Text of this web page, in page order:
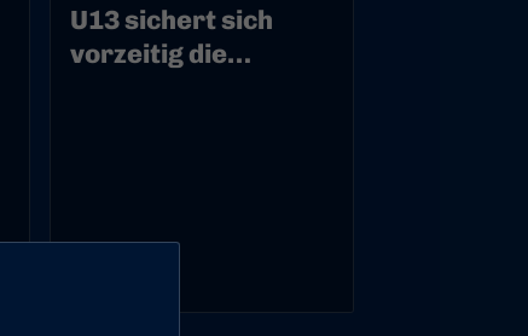
U13 sichert sich
vorzeitig die